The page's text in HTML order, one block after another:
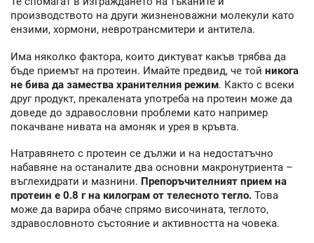
производството на други жизненоважни молекули като
ензими, хормони, невротрансмитери и антитела.
Има няколко фактора, които диктуват какъв трябва да
бъде приемът на протеин. Имайте предвид, че той никога
не бива да замества хранителния режим. Както с всеки
друг продукт, прекалената употреба на протеин може да
доведе до здравословни проблеми като например
покачване нивата на амоняк и урея в кръвта.
Натравянето с протеин се дължи и на недостатъчно
набавяне на останалите два основни макронутриента –
въглехидрати и мазнини. Препоръчителният прием на
протеин е 0.8 г на килограм от телесното тегло. Това
може да варира обаче спрямо височината, теглото,
здравословното състояние и активността на човека.